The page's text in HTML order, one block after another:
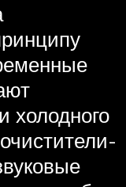
холодного